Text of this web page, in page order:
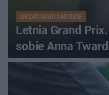
SKOKI NARCIARSKIE
Letnia Grand
sobie Anna